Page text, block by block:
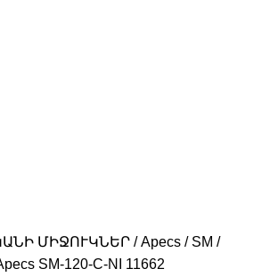
ՄԻՋՈՒԿՆԵՐ Apecs
SM
SM-120-C-NI 11662